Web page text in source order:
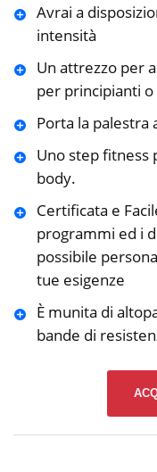
Avrai a
intensità
Un attrezzo per
per principianti
Porta la palestra
Uno step fitness
body.
Certificata e
programmi ed i
possibile
tue esigenze
È munita di
bande di